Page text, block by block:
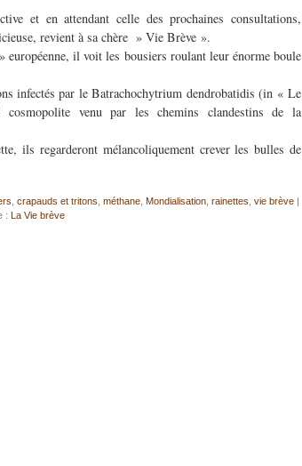
et en attendant celle des prochaines consultations,
revient à sa chère » Vie Brève ».
il voit les bousiers roulant leur énorme boule
infectés par le Batrachochytrium dendrobatidis (in « Le
venu par les chemins clandestins de la
ils regarderont mélancoliquement crever les bulles de
crapauds et tritons méthane, Mondialisation, rainettes vie brève|
: La Vie brève